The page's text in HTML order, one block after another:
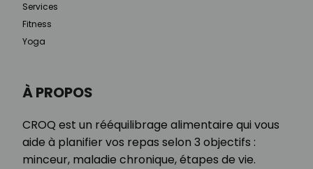
À PROPOS
CROQ est un rééquilibrage alimentaire qui vous
aide à planifier vos repas selon 3 objectifs :
minceur, maladie chronique, étapes de vie.
Services
Fitness
Yoga